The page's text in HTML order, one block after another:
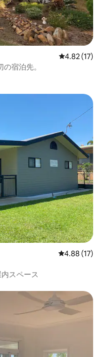
レビュー17
4.82 (17)
宿泊先。
レビュー17
4.88 (17)
内スペース